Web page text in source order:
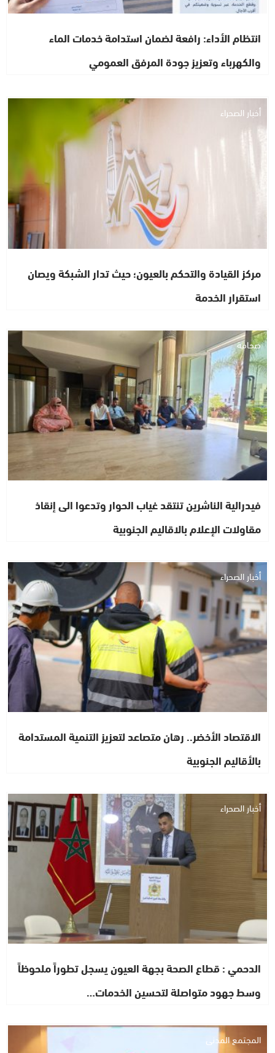
انتظام الأداء: رافعة لضمان استدامة خدمات الماء
والكهرباء وتعزيز جودة المرفق العمومي
أخبار الصحراء
مركز القيادة والتحكم بالعيون؛ حيث تدار الشبكة ويصان
استقرار الخدمة
صحافة
فيدرالية الناشرين تنتقد غياب الحوار وتدعوا الى إنقاذ
مقاولات الإعلام بالاقاليم الجنوبية
أخبار الصحراء
الاقتصاد الأخضر.. رهان متصاعد لتعزيز التنمية المستدامة
بالأقاليم الجنوبية
أخبار الصحراء
الدحمي : قطاع الصحة بجهة العيون يسجل تطوراً ملحوظاً
وسط جهود متواصلة لتحسين الخدمات…
المجتمع المدني